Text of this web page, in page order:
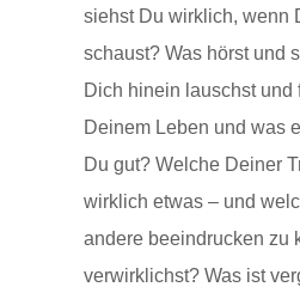
siehst Du wirklich, wenn
schaust? Was hörst und
Dich hinein lauschst und
Deinem Leben und was
Du gut? Welche Deiner
wirklich etwas – und
andere beeindrucken zu
verwirklichst? Was ist